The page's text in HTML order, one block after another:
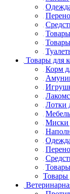
Товары для
Корм
Лотки
Миски
Товары